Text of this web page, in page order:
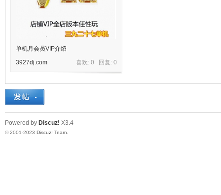
十
单机月会员VIP介绍
喜欢: 0 回复: 0
3927dj.com
Powered by Discuz! X3.4
© 2001-2023 Discuz! Team.